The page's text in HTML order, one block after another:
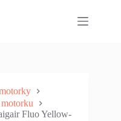
Fluo Yellow-